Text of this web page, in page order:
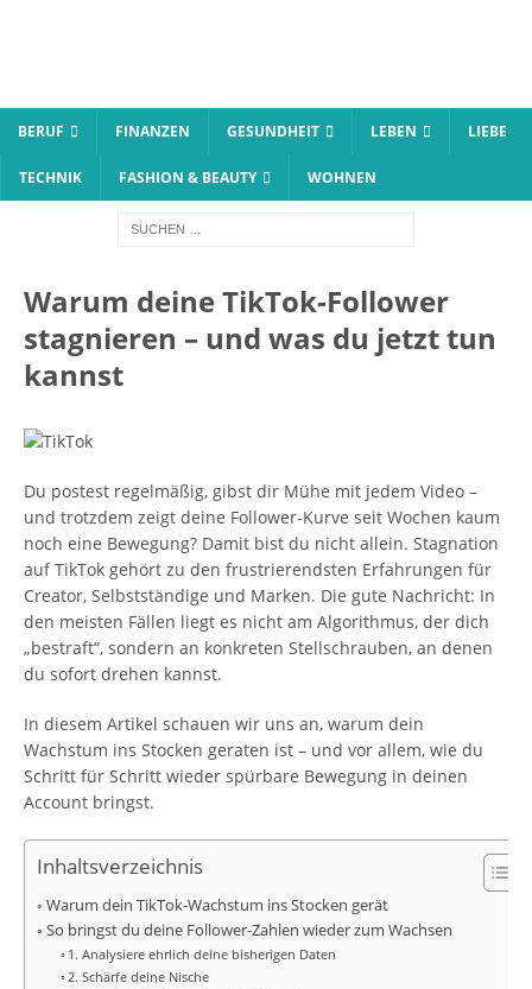
BERUF FINANZEN GESUNDHEIT LEBEN LIEBE
TECHNIK FASHION & BEAUTY WOHNEN
Warum deine TikTok-Follower
stagnieren – und was du jetzt tun
kannst
Du postest regelmäßig, gibst dir Mühe mit jedem Video –
und trotzdem zeigt deine Follower-Kurve seit Wochen kaum
noch eine Bewegung? Damit bist du nicht allein. Stagnation
auf TikTok gehört zu den frustrierendsten Erfahrungen für
Creator, Selbstständige und Marken. Die gute Nachricht: In
den meisten Fällen liegt es nicht am Algorithmus, der dich
„bestraft“, sondern an konkreten Stellschrauben, an denen
du sofort drehen kannst.
In diesem Artikel schauen wir uns an, warum dein
Wachstum ins Stocken geraten ist – und vor allem, wie du
Schritt für Schritt wieder spürbare Bewegung in deinen
Account bringst.
Inhaltsverzeichnis
Warum dein TikTok-Wachstum ins Stocken gerät
So bringst du deine Follower-Zahlen wieder zum Wachsen
1. Analysiere ehrlich deine bisherigen Daten
2. Schärfe deine Nische